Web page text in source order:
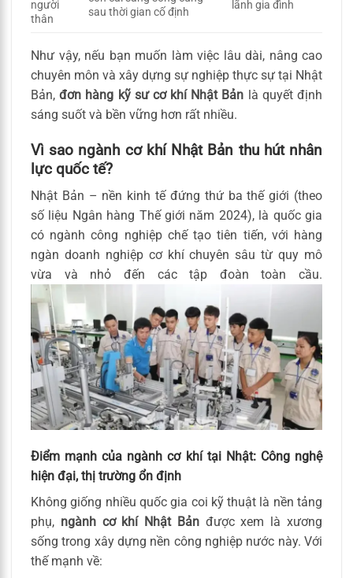
người
thân
sau thời gian cố định
lãnh gia đình
Như vậy, nếu bạn muốn làm việc lâu dài, nâng cao
chuyên môn và xây dựng sự nghiệp thực sự tại Nhật
Bản,đơn hàng kỹ sư cơ khí Nhật Bản là quyết định
sáng suốt và bền vững hơn rất nhiều.
Vì sao ngành cơ khí Nhật Bản thu hút nhân
lực quốc tế?
Nhật Bản – nền kinh tế đứng thứ ba thế giới (theo
số liệu Ngân hàng Thế giới năm 2024), là quốc gia
có ngành công nghiệp chế tạo tiên tiến, với hàng
ngàn doanh nghiệp cơ khí chuyên sâu từ quy mô
vừa và nhỏ đến các tập đoàn toàn cầu.
Điểm mạnh của ngành cơ khí tại Nhật: Công nghệ
hiện đại, thị trường ổn định
Không giống nhiều quốc gia coi kỹ thuật là nền tảng
phụ, ngành cơ khí Nhật Bảnđược xem là xương
sống trong xây dựng nền công nghiệp nước này. Với
thế mạnh về: